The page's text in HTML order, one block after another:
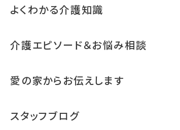
よくわかる介護知識
介護エピソード＆お悩み相談
愛の家からお伝えします
スタッフブログ